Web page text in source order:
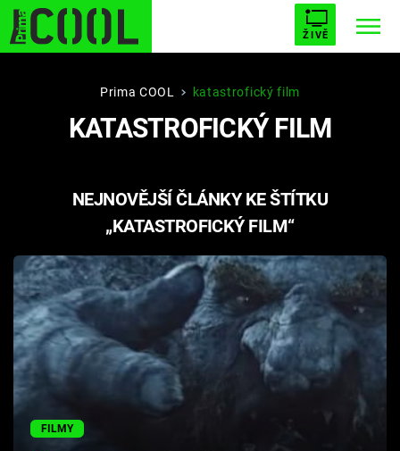
ŽIVĚ
STARHOUSE BUFFY, PŘEMOŽITELKA UPÍRŮ
PLNEJ KOTEL AVENGERS 5
Filmy
Seriály
Hry
Cool Esport
Prima COOL katastrofický film
KATASTROFICKÝ FILM
NEJNOVĚJŠÍ ČLÁNKY KE ŠTÍTKU
„KATASTROFICKÝ FILM“
FILMY